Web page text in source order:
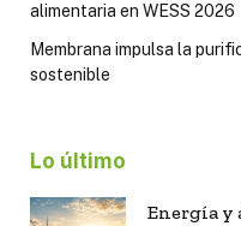
alimentaria en WESS 2026
Membrana impulsa la
sostenible
Lo último
Energía y